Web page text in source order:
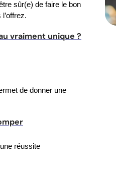
sûr(e) de faire le bon
vraiment unique ?
réussite